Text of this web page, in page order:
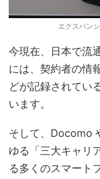
エクスパン
今現在、日本で流
には、契約者の情
どが記録されてい
います。
そして、Docomo
ゆる「三大キャリ
る多くのスマート